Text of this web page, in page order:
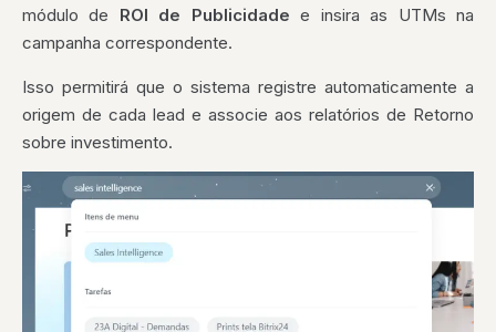
módulo de ROI de Publicidade e insira as UTMs na
campanha correspondente.
Isso permitirá que o sistema registre automaticamente a
origem de cada lead e associe aos relatórios de Retorno
sobre investimento.